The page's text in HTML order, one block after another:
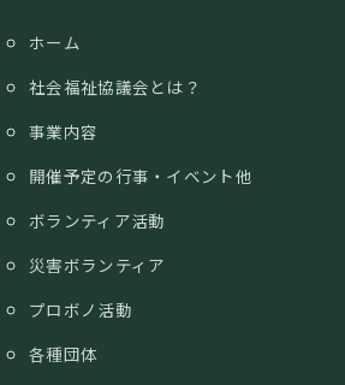
ホーム
社会福祉協議会とは？
事業内容
開催予定の行事・イベント他
ボランティア活動
災害ボランティア
プロボノ活動
各種団体